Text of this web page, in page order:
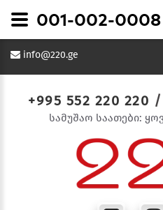
info@220.ge
+995 552 220 220 /
სამუშაო საათები: